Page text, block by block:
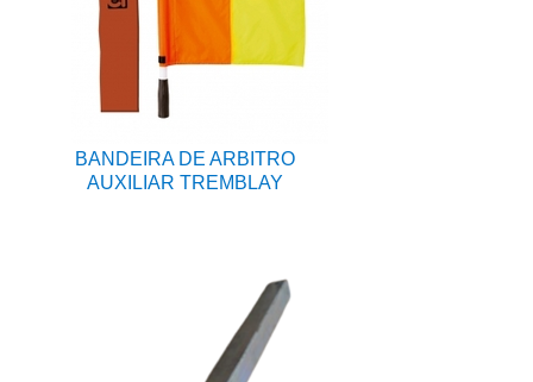
BANDEIRA DE ARBITRO
AUXILIAR TREMBLAY